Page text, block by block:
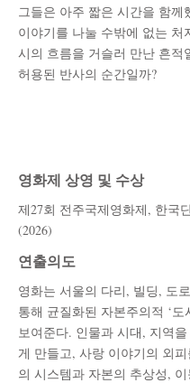
그들은 아주 짧은 시간을 함께
이야기를 나눌 수밖에 없는 처
시의 흐름을 거슬러 만난 흔적
허용된 반사의 순간일까?
영화제 상영 및 수상
제27회 전주국제영화제, 한국
(2026)
​연출의도
영화는 서울의 다리, 빌딩, 도
통해 균질화된 자본주의적 ‘도
보여준다. 인물과 시대, 지역
게 만들고, 사랑 이야기의 외
의 시스템과 자본의 추상성,